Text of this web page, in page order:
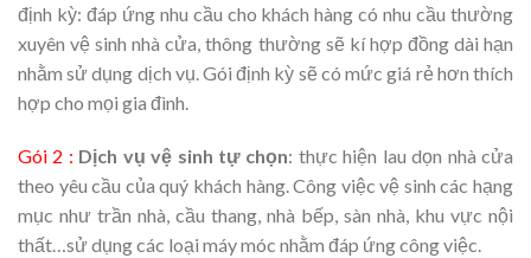
định kỳ: đáp ứng nhu cầu cho khách hàng có nhu cầu thường
xuyên vệ sinh nhà cửa, thông thường sẽ kí hợp đồng dài hạn
nhằm sử dụng dịch vụ. Gói định kỳ sẽ có mức giá rẻ hơn thích
hợp cho mọi gia đình.
Gói 2 : Dịch vụ vệ sinh tự chọn: thực hiện lau dọn nhà cửa
theo yêu cầu của quý khách hàng. Công việc vệ sinh các hạng
mục như trần nhà, cầu thang, nhà bếp, sàn nhà, khu vực nội
thất…sử dụng các loại máy móc nhằm đáp ứng công việc.